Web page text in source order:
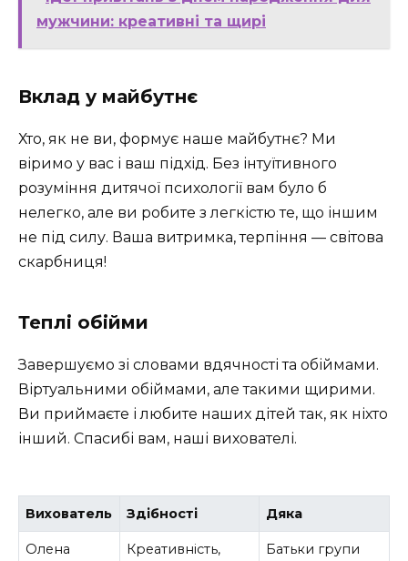
мужчини: креативні та щирі
Вклад у майбутнє
Хто, як не ви, формує наше майбутнє? Ми
віримо у вас і ваш підхід. Без інтуїтивного
розуміння дитячої психології вам було б
нелегко, але ви робите з легкістю те, що іншим
не під силу. Ваша витримка, терпіння — світова
скарбниця!
Теплі обійми
Завершуємо зі словами вдячності та обіймами.
Віртуальними обіймами, але такими щирими.
Ви приймаєте і любите наших дітей так, як ніхто
інший. Спасибі вам, наші вихователі.
Вихователь Здібності Дяка
Олена
Креативність,
Батьки групи